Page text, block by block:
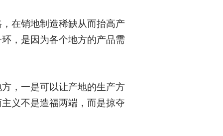
在销地制造稀缺从而抬高产
，是因为各个地方的产品需
，一是可以让产地的生产方
义不是造福两端，而是掠夺